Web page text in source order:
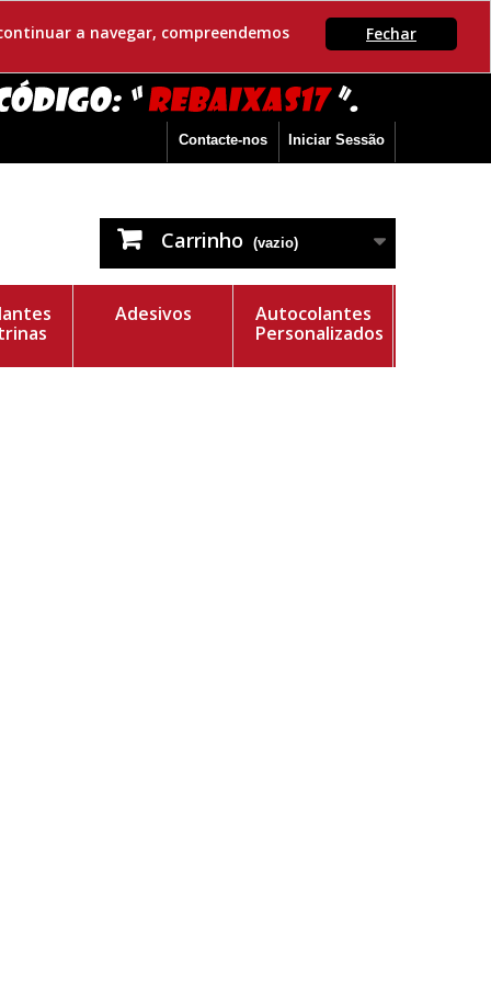
Fechar
a navegar, compreendemos
Iniciar Sessão
Contacte-nos
Carrinho (vazio)
Adesivos
Autocolantes
Personalizados
Fundo